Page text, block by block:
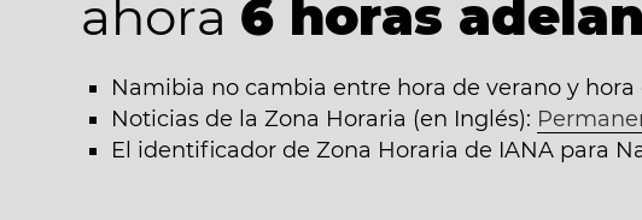
ahora 6 horas
Namibia no cambia entre hora de verano y hora
Noticias de la Zona Horaria (en Inglés):
El identificador de Zona Horaria de IANA para